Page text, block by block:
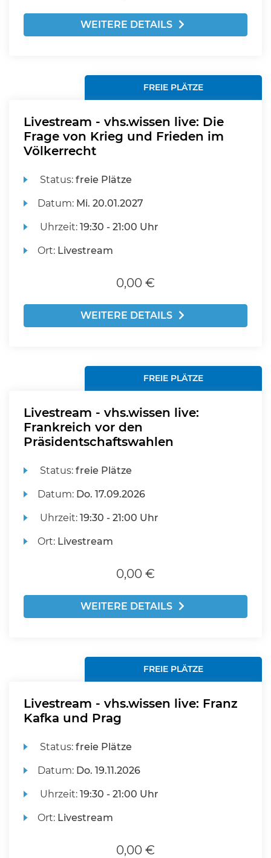
WEITERE DETAILS
FREIE PLÄTZE
Livestream - vhs.wissen live: Die
Frage von Krieg und Frieden im
Völkerrecht
Status:freie Plätze
Datum: Mi. 20.01.2027
Uhrzeit:19:30 - 21:00 Uhr
Ort: Livestream
0,00 €
WEITERE DETAILS
FREIE PLÄTZE
Livestream - vhs.wissen live:
Frankreich vor den
Präsidentschaftswahlen
Status:freie Plätze
Datum: Do. 17.09.2026
Uhrzeit:19:30 - 21:00 Uhr
Ort: Livestream
0,00 €
WEITERE DETAILS
FREIE PLÄTZE
Livestream - vhs.wissen live: Franz
Kafka und Prag
Status:freie Plätze
Datum: Do. 19.11.2026
Uhrzeit:19:30 - 21:00 Uhr
Ort: Livestream
0,00 €